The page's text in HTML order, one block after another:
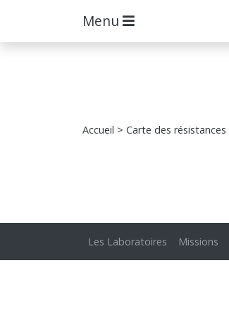
Menu
Accueil > Carte des résistances
Les Laboratoires Missions